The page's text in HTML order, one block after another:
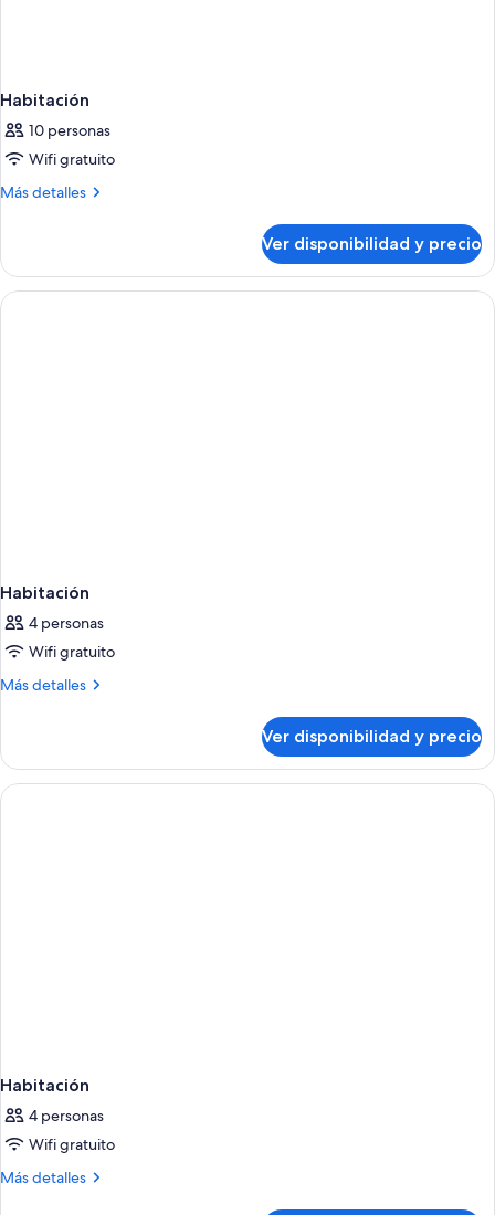
Habitación
10 personas
Wifi gratuito
Más detalles
Más
Ver disponibilidad y precio
Habitación
4 personas
Wifi gratuito
Más detalles
Más
Ver disponibilidad y precio
Habitación
4 personas
Wifi gratuito
Más detalles
Más